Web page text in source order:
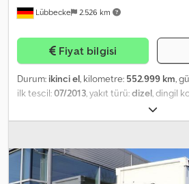
Lübbecke 2.526 km
Fiyat bilgisi
Durum: ikinci el, kilometre: 552.999 km,
ilk tescil:07/2013, yakıt türü:dizel, dingil
mekanik
yükleme alanı uzunluğu:7.200 mm, Üretim
EBS (Elektronik Fren Sistemi),
platform, hız sabitleyici, klima, tır çekici
kontrolü - Merkezi yağlama Dkedpfx Anoxt